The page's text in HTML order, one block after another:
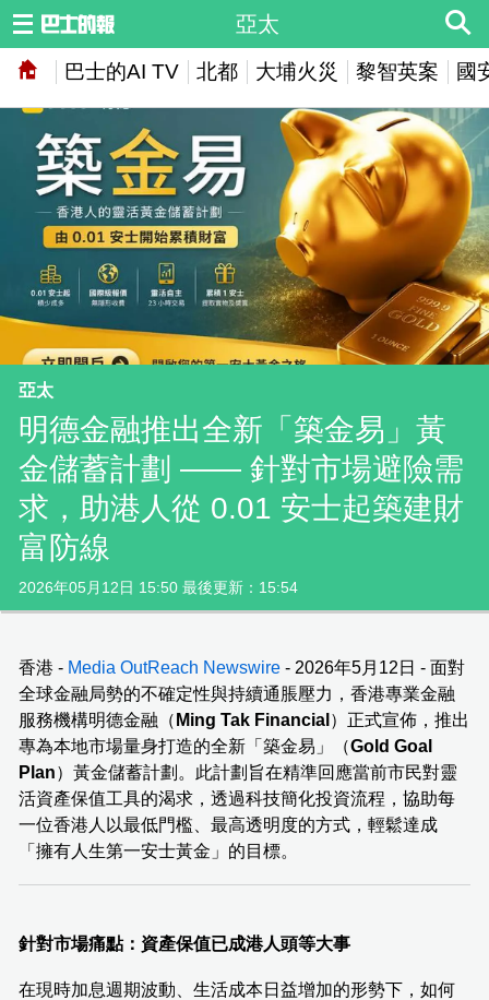
巴士的AI TV 北都 大埔火災 黎智英案 國
亞太
亞太
明德金融推出全新「築金易」黃
金儲蓄計劃 —— 針對市場避險需
求，助港人從 0.01 安士起築建財
富防線
2026年05月12日 15:50 最後更新：15:54
香港 - Media OutReach Newswire - 2026年5月12日 - 面對
全球金融局勢的不確定性與持續通脹壓力，香港專業金融
服務機構明德金融（ Ming Tak Financial ）正式宣佈，推出
專為本地市場量身打造的全新「築金易」（Gold Goal
Plan）黃金儲蓄計劃。此計劃旨在精準回應當前市民對靈
活資產保值工具的渴求，透過科技簡化投資流程，協助每
一位香港人以最低門檻、最高透明度的方式，輕鬆達成
「擁有人生第一安士黃金」的目標。
針對市場痛點：資產保值已成港人頭等大事
在現時加息週期波動、生活成本日益增加的形勢下，如何